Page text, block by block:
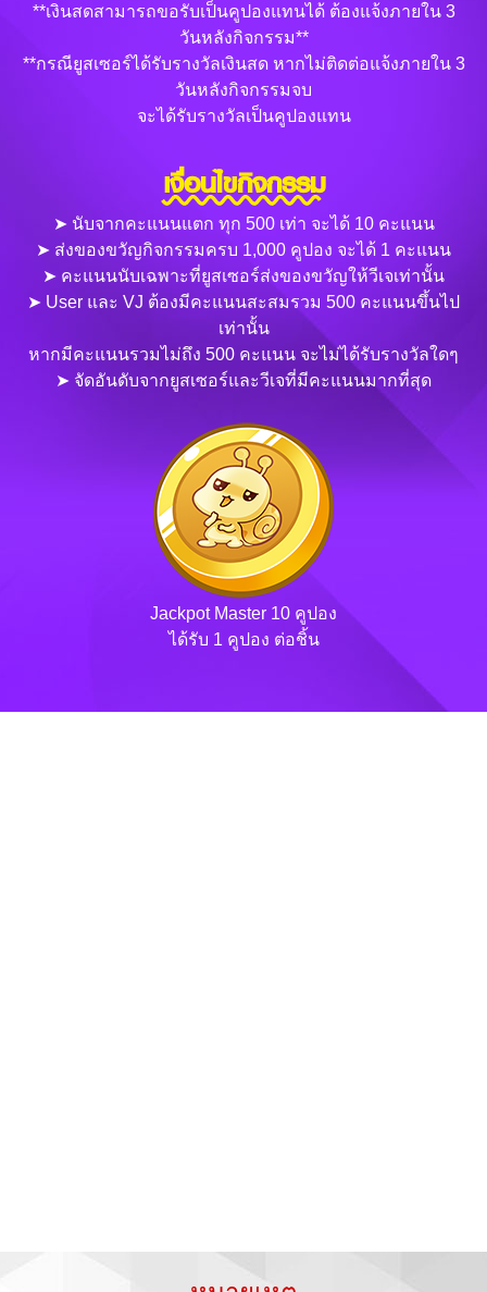
**เงินสดสามารถขอรับเป็นคูปองแทนได้ ต้องแจ้งภายใน 3
วันหลังกิจกรรม**
**กรณียูสเซอร์ได้รับรางวัลเงินสด หากไม่ติดต่อแจ้งภายใน 3
วันหลังกิจกรรมจบ
จะได้รับรางวัลเป็นคูปองแทน
เงื่อนไขกิจกรรม
➤ นับจากคะแนนแตก ทุก 500 เท่า จะได้ 10 คะแนน
➤ ส่งของขวัญกิจกรรมครบ 1,000 คูปอง จะได้ 1 คะแนน
➤ คะแนนนับเฉพาะที่ยูสเซอร์ส่งของขวัญให้วีเจเท่านั้น
➤ User และ VJ ต้องมีคะแนนสะสมรวม 500 คะแนนขึ้นไป
เท่านั้น
หากมีคะแนนรวมไม่ถึง 500 คะแนน จะไม่ได้รับรางวัลใดๆ
➤ จัดอันดับจากยูสเซอร์และวีเจที่มีคะแนนมากที่สุด
Jackpot Master 10 คูปอง
ได้รับ 1 คูปอง ต่อชิ้น